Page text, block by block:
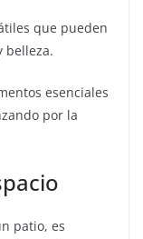
que pueden
belleza.
esenciales
por la
patio, es